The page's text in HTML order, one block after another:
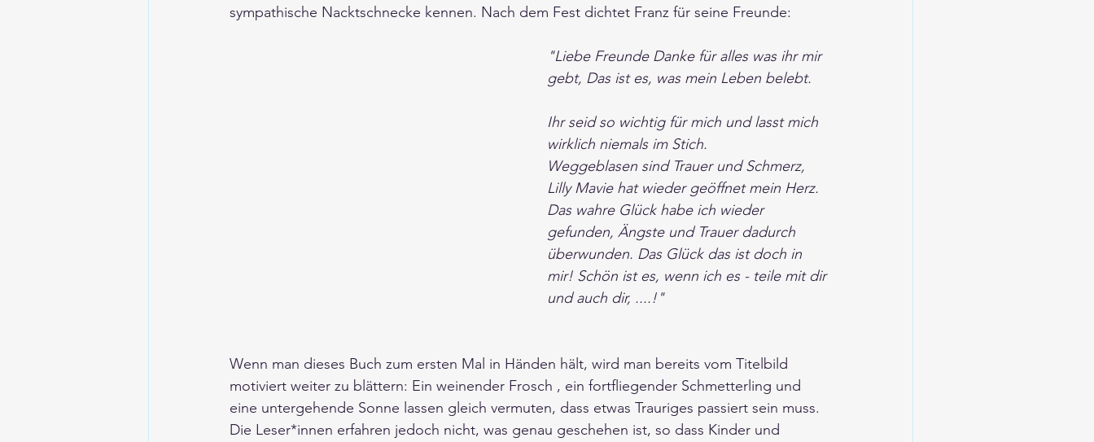
sympathische Nacktschnecke kennen. Nach dem Fest dichtet Franz für seine Freunde:
"Liebe Freunde Danke für alles was ihr mir
gebt, Das ist es, was mein Leben belebt.
Ihr seid so wichtig für mich und lasst mich
wirklich niemals im Stich.
Weggeblasen sind Trauer und Schmerz,
Lilly Mavie hat wieder geöffnet mein Herz.
Das wahre Glück habe ich wieder
gefunden, Ängste und Trauer dadurch
überwunden. Das Glück das ist doch in
mir! Schön ist es, wenn ich es - teile mit dir
und auch dir, ....!"
Wenn man dieses Buch zum ersten Mal in Händen hält, wird man bereits vom Titelbild
motiviert weiter zu blättern: Ein weinender Frosch , ein fortfliegender Schmetterling und
eine untergehende Sonne lassen gleich vermuten, dass etwas Trauriges passiert sein muss.
Die Leser*innen erfahren jedoch nicht, was genau geschehen ist, so dass Kinder und